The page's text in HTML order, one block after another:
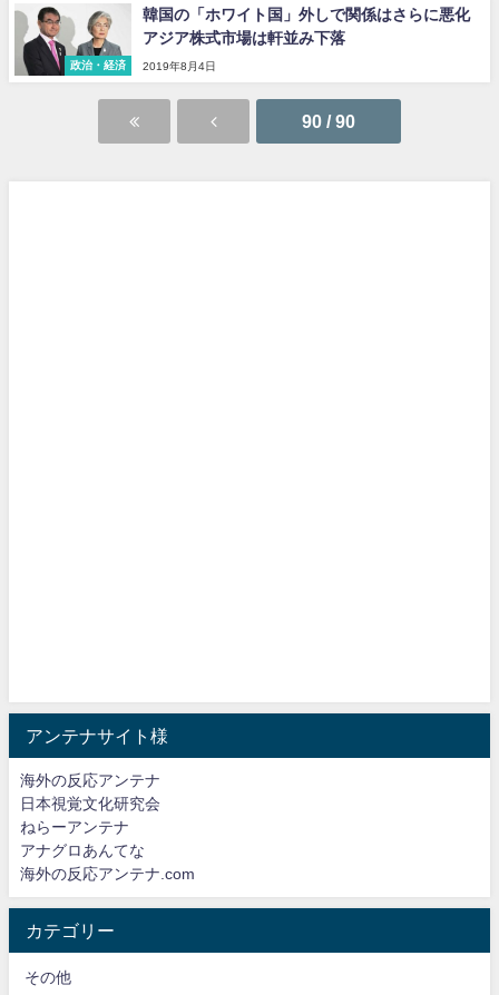
政治・経済
韓国の「ホワイト国」外しで関係はさらに悪化
アジア株式市場は軒並み下落
2019年8月4日
90 / 90
アンテナサイト様
海外の反応アンテナ
日本視覚文化研究会
ねらーアンテナ
アナグロあんてな
海外の反応アンテナ.com
カテゴリー
その他